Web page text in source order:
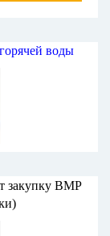
воды
закупку ВМР